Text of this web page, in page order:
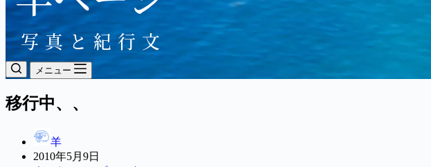
メニュー
移行中、、
羊
2010年5月9日